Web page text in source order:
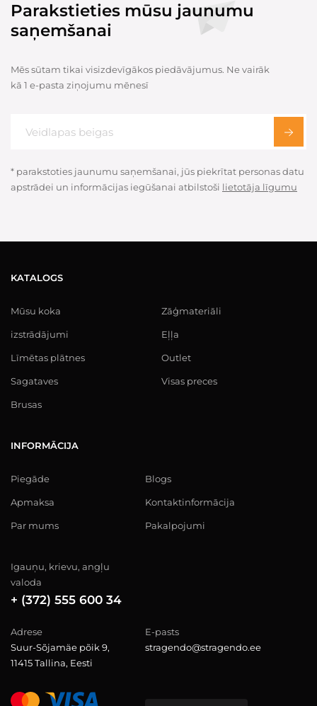
Parakstieties mūsu jaunumu
saņemšanai
Mēs sūtam tikai visizdevīgākos piedāvājumus. Ne vairāk
kā 1 e-pasta ziņojumu mēnesī
* parakstoties jaunumu saņemšanai, jūs piekrītat personas datu
apstrādei un informācijas iegūšanai atbilstoši lietotāja līgumu
KATALOGS
Mūsu koka
izstrādājumi
Līmētas plātnes
Sagataves
Brusas
Zāģmateriāli
Eļļa
Outlet
Visas preces
INFORMĀCIJA
Piegāde
Apmaksa
Par mums
Blogs
Kontaktinformācija
Pakalpojumi
Igauņu, krievu, angļu
valoda
+ (372) 555 600 34
Adrese
Suur-Sõjamäe põik 9,
11415 Tallina, Eesti
E-pasts
stragendo@stragendo.ee